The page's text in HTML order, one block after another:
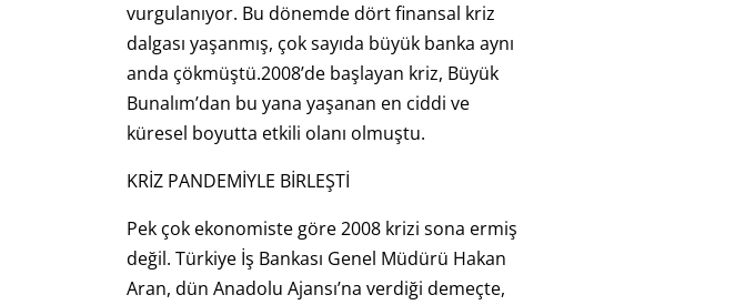
vurgulanıyor. Bu dönemde dört finansal kriz
dalgası yaşanmış, çok sayıda büyük banka aynı
anda çökmüştü.2008’de başlayan kriz, Büyük
Bunalım’dan bu yana yaşanan en ciddi ve
küresel boyutta etkili olanı olmuştu.
KRİZ PANDEMİYLE BİRLEŞTİ
Pek çok ekonomiste göre 2008 krizi sona ermiş
değil. Türkiye İş Bankası Genel Müdürü Hakan
Aran, dün Anadolu Ajansı’na verdiği demeçte,